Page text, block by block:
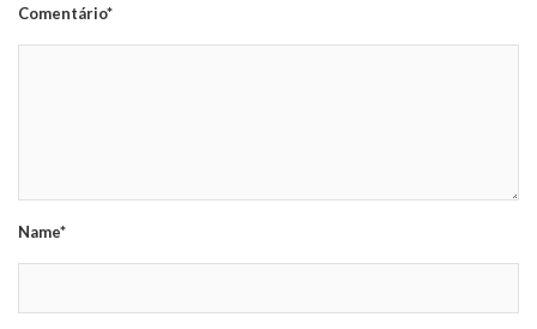
Comentário*
Name*